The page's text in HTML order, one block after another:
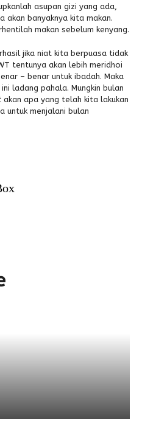
asupan gizi yang ada,
akan banyaknya kita makan.
makan sebelum kenyang.
jika niat kita berpuasa tidak
tentunya akan lebih meridhoi
– benar untuk ibadah. Maka
ladang pahala. Mungkin bulan
akan apa yang telah kita lakukan
untuk menjalani bulan